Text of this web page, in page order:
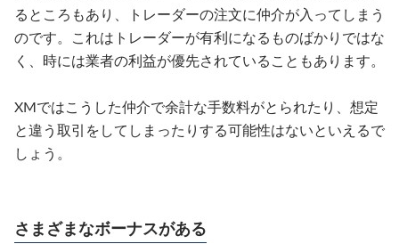
るところもあり、トレーダーの注文に仲介が入ってしまう
のです。これはトレーダーが有利になるものばかりではな
く、時には業者の利益が優先されていることもあります。
XMではこうした仲介で余計な手数料がとられたり、想定
と違う取引をしてしまったりする可能性はないといえるで
しょう。
さまざまなボーナスがある